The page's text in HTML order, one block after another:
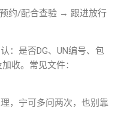
约/配合查验 → 跟进放行
：是否DG、UN编号、包
收。常见文件：
，宁可多问两次，也别靠